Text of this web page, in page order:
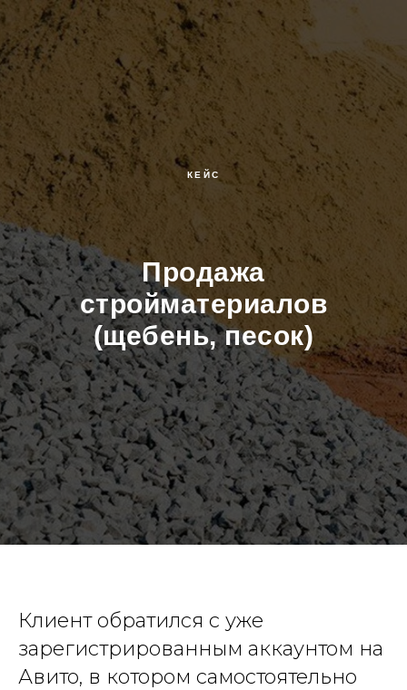
КЕЙС
Продажа
стройматериалов
(щебень, песок)
Клиент обратился с уже
зарегистрированным аккаунтом на
Авито, в котором самостоятельно